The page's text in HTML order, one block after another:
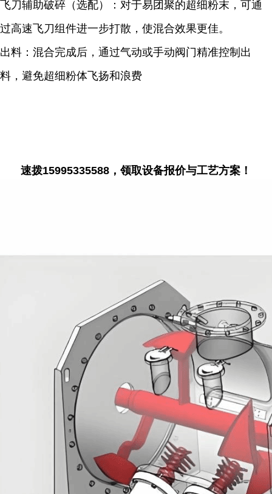
飞刀辅助破碎（选配）：对于易团聚的超细粉末，可通
过高速飞刀组件进一步打散，使混合效果更佳。
出料：混合完成后，通过气动或手动阀门精准控制出
料，避免超细粉体飞扬和浪费
速拨15995335588，领取设备报价与工艺方案！